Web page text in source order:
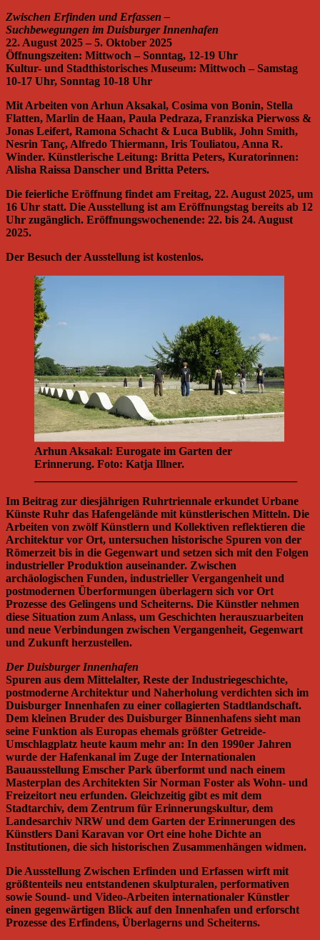
Zwischen Erfinden und Erfassen –
Suchbewegungen im Duisburger Innenhafen
22. August 2025 – 5. Oktober 2025
Öffnungszeiten: Mittwoch – Sonntag, 12-19 Uhr
Kultur- und Stadthistorisches Museum: Mittwoch – Samstag
10-17 Uhr, Sonntag 10-18 Uhr
Mit Arbeiten von Arhun Aksakal, Cosima von Bonin, Stella
Flatten, Marlin de Haan, Paula Pedraza, Franziska Pierwoss &
Jonas Leifert, Ramona Schacht & Luca Bublik, John Smith,
Nesrin Tanç, Alfredo Thiermann, Iris Touliatou, Anna R.
Winder. Künstlerische Leitung: Britta Peters, Kuratorinnen:
Alisha Raissa Danscher und Britta Peters.
Die feierliche Eröffnung findet am Freitag, 22. August 2025, um
16 Uhr statt. Die Ausstellung ist am Eröffnungstag bereits ab 12
Uhr zugänglich. Eröffnungswochenende: 22. bis 24. August
2025.
Der Besuch der Ausstellung ist kostenlos.
Arhun Aksakal: Eurogate im Garten der
Erinnerung. Foto: Katja Illner.
Im Beitrag zur diesjährigen Ruhrtriennale erkundet Urbane
Künste Ruhr das Hafengelände mit künstlerischen Mitteln. Die
Arbeiten von zwölf Künstlern und Kollektiven reflektieren die
Architektur vor Ort, untersuchen historische Spuren von der
Römerzeit bis in die Gegenwart und setzen sich mit den Folgen
industrieller Produktion auseinander. Zwischen
archäologischen Funden, industrieller Vergangenheit und
postmodernen Überformungen überlagern sich vor Ort
Prozesse des Gelingens und Scheiterns. Die Künstler nehmen
diese Situation zum Anlass, um Geschichten herauszuarbeiten
und neue Verbindungen zwischen Vergangenheit, Gegenwart
und Zukunft herzustellen.
Der Duisburger Innenhafen
Spuren aus dem Mittelalter, Reste der Industriegeschichte,
postmoderne Architektur und Naherholung verdichten sich im
Duisburger Innenhafen zu einer collagierten Stadtlandschaft.
Dem kleinen Bruder des Duisburger Binnenhafens sieht man
seine Funktion als Europas ehemals größter Getreide-
Umschlagplatz heute kaum mehr an: In den 1990er Jahren
wurde der Hafenkanal im Zuge der Internationalen
Bauausstellung Emscher Park überformt und nach einem
Masterplan des Architekten Sir Norman Foster als Wohn- und
Freizeitort neu erfunden. Gleichzeitig gibt es mit dem
Stadtarchiv, dem Zentrum für Erinnerungskultur, dem
Landesarchiv NRW und dem Garten der Erinnerungen des
Künstlers Dani Karavan vor Ort eine hohe Dichte an
Institutionen, die sich historischen Zusammenhängen widmen.
Die Ausstellung Zwischen Erfinden und Erfassen wirft mit
größtenteils neu entstandenen skulpturalen, performativen
sowie Sound- und Video-Arbeiten internationaler Künstler
einen gegenwärtigen Blick auf den Innenhafen und erforscht
Prozesse des Erfindens, Überlagerns und Scheiterns.